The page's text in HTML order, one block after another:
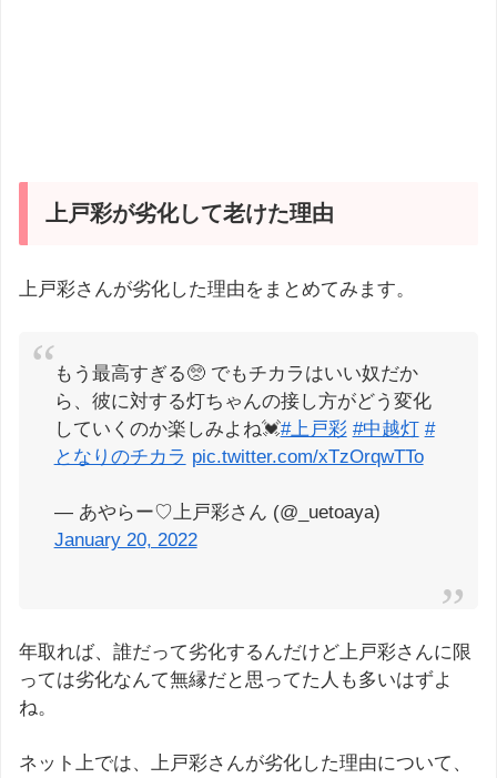
上戸彩が劣化して老けた理由
上戸彩さんが劣化した理由をまとめてみます。
もう最高すぎる🥺 でもチカラはいい奴だか
ら、彼に対する灯ちゃんの接し方がどう変化
していくのか楽しみよね💓#上戸彩 #中越灯 #
となりのチカラ pic.twitter.com/xTzOrqwTTo
— あやらー♡上戸彩さん (@_uetoaya)
January 20, 2022
年取れば、誰だって劣化するんだけど上戸彩さんに限
っては劣化なんて無縁だと思ってた人も多いはずよ
ね。
ネット上では、上戸彩さんが劣化した理由について、